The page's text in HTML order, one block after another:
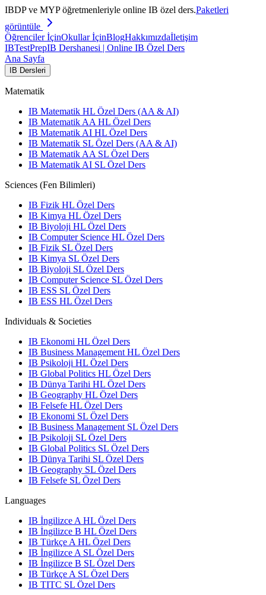
IBDP ve MYP öğretmenleriyle online IB özel ders.Paketleri
görüntüle
Öğrenciler İçinOkullar İçinBlogHakkımızdaİletişim
IBTestPrepIB Dershanesi | Online IB Özel Ders
Ana Sayfa
IB Dersleri
Matematik
IB Matematik HL Özel Ders (AA & AI)
IB Matematik AA HL Özel Ders
IB Matematik AI HL Özel Ders
IB Matematik SL Özel Ders (AA & AI)
IB Matematik AA SL Özel Ders
IB Matematik AI SL Özel Ders
Sciences (Fen Bilimleri)
IB Fizik HL Özel Ders
IB Kimya HL Özel Ders
IB Biyoloji HL Özel Ders
IB Computer Science HL Özel Ders
IB Fizik SL Özel Ders
IB Kimya SL Özel Ders
IB Biyoloji SL Özel Ders
IB Computer Science SL Özel Ders
IB ESS SL Özel Ders
IB ESS HL Özel Ders
Individuals & Societies
IB Ekonomi HL Özel Ders
IB Business Management HL Özel Ders
IB Psikoloji HL Özel Ders
IB Global Politics HL Özel Ders
IB Dünya Tarihi HL Özel Ders
IB Geography HL Özel Ders
IB Felsefe HL Özel Ders
IB Ekonomi SL Özel Ders
IB Business Management SL Özel Ders
IB Psikoloji SL Özel Ders
IB Global Politics SL Özel Ders
IB Dünya Tarihi SL Özel Ders
IB Geography SL Özel Ders
IB Felsefe SL Özel Ders
Languages
IB İngilizce A HL Özel Ders
IB İngilizce B HL Özel Ders
IB Türkçe A HL Özel Ders
IB İngilizce A SL Özel Ders
IB İngilizce B SL Özel Ders
IB Türkçe A SL Özel Ders
IB TITC SL Özel Ders